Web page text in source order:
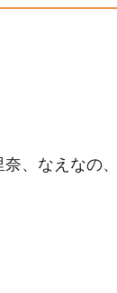
奈、なえなの